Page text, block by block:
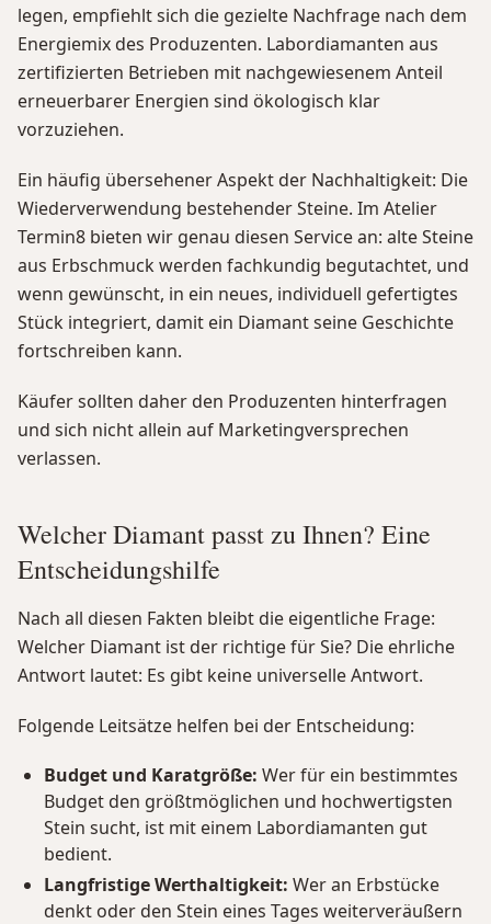
legen, empfiehlt sich die gezielte Nachfrage nach dem
Energiemix des Produzenten. Labordiamanten aus
zertifizierten Betrieben mit nachgewiesenem Anteil
erneuerbarer Energien sind ökologisch klar
vorzuziehen.
Ein häufig übersehener Aspekt der Nachhaltigkeit: Die
Wiederverwendung bestehender Steine. Im Atelier
Termin8 bieten wir genau diesen Service an: alte Steine
aus Erbschmuck werden fachkundig begutachtet, und
wenn gewünscht, in ein neues, individuell gefertigtes
Stück integriert, damit ein Diamant seine Geschichte
fortschreiben kann.
Käufer sollten daher den Produzenten hinterfragen
und sich nicht allein auf Marketingversprechen
verlassen.
Welcher Diamant passt zu Ihnen? Eine
Entscheidungshilfe
Nach all diesen Fakten bleibt die eigentliche Frage:
Welcher Diamant ist der richtige für Sie? Die ehrliche
Antwort lautet: Es gibt keine universelle Antwort.
Folgende Leitsätze helfen bei der Entscheidung:
Budget und Karatgröße: Wer für ein bestimmtes
Budget den größtmöglichen und hochwertigsten
Stein sucht, ist mit einem Labordiamanten gut
bedient.
Langfristige Werthaltigkeit: Wer an Erbstücke
denkt oder den Stein eines Tages weiterveräußern